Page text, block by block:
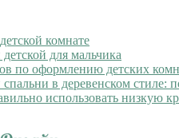
комнате
для мальчика
по оформлению детских
в деревенском стиле:
использовать низкую